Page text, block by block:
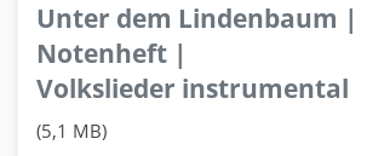
Unter dem Lindenbaum |
Notenheft |
Volkslieder instrumental
(5,1 MB)